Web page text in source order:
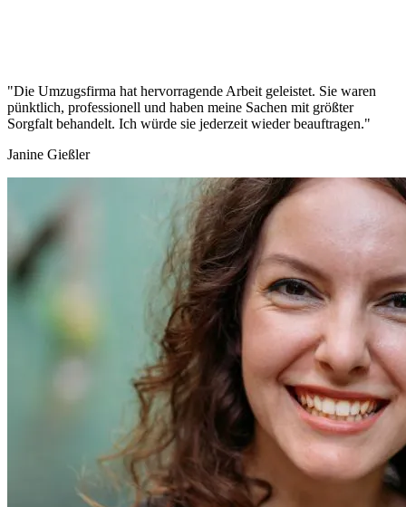
"Die Umzugsfirma hat hervorragende Arbeit geleistet. Sie waren
pünktlich, professionell und haben meine Sachen mit größter
Sorgfalt behandelt. Ich würde sie jederzeit wieder beauftragen."
Janine Gießler